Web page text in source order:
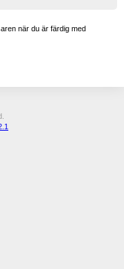
när du är färdig med